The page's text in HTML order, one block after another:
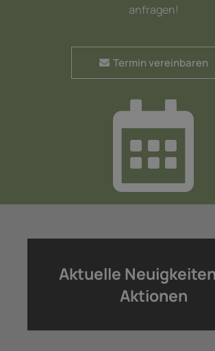
anfragen!
Termin vereinbaren
Aktuelle
Aktionen